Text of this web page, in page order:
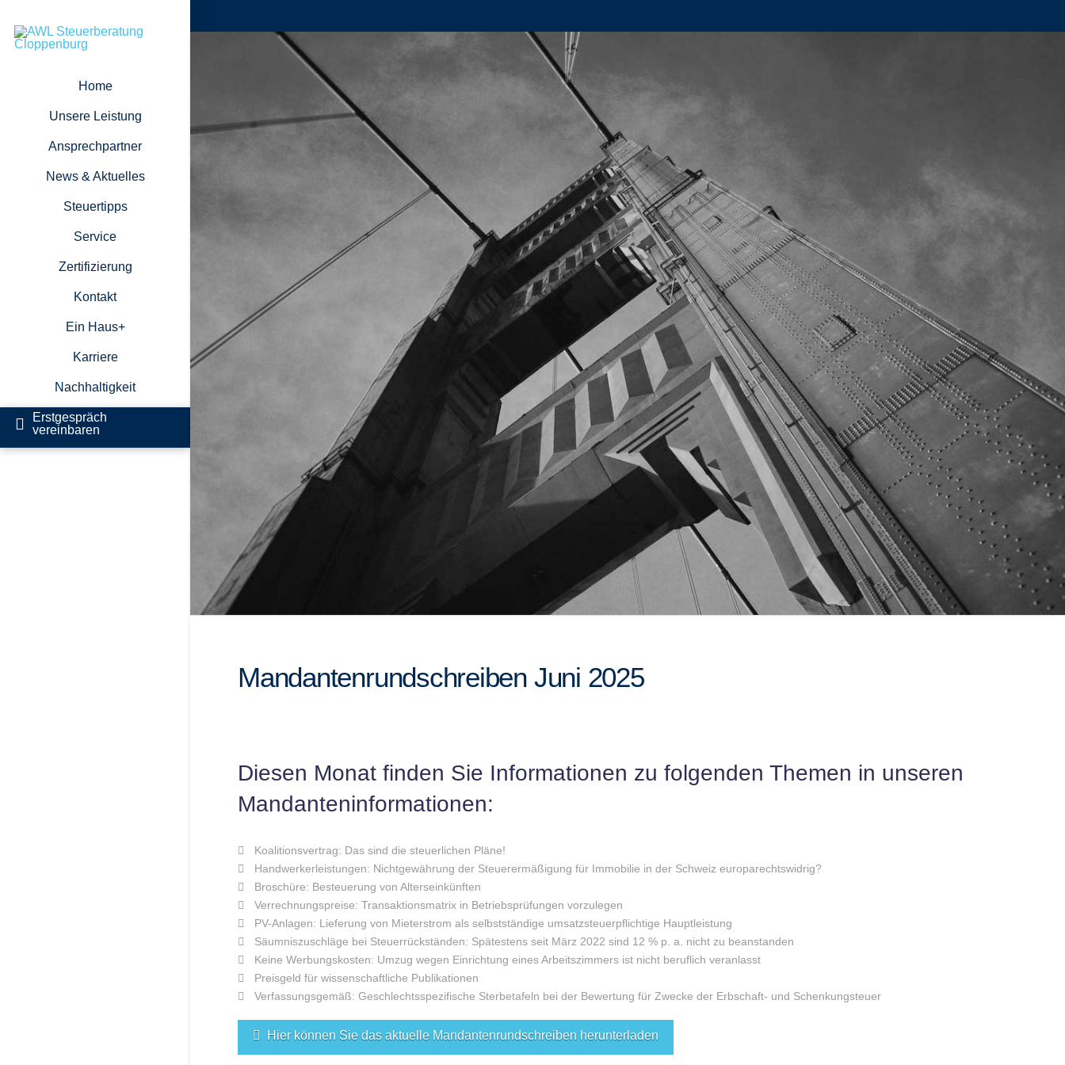
Home
Unsere Leistung
Ansprechpartner
News & Aktuelles
Steuertipps
Service
Zertifizierung
Kontakt
Ein Haus+
Karriere
Nachhaltigkeit
Erstgespräch
vereinbaren
Mandantenrundschreiben Juni 2025
Diesen Monat finden Sie Informationen zu folgenden Themen in unseren
Mandanteninformationen:
Koalitionsvertrag: Das sind die steuerlichen Pläne!
Handwerkerleistungen: Nichtgewährung der Steuerermäßigung für Immobilie in der Schweiz europarechtswidrig?
Broschüre: Besteuerung von Alterseinkünften
Verrechnungspreise: Transaktionsmatrix in Betriebsprüfungen vorzulegen
PV-Anlagen: Lieferung von Mieterstrom als selbstständige umsatzsteuerpflichtige Hauptleistung
Säumniszuschläge bei Steuerrückständen: Spätestens seit März 2022 sind 12 % p. a. nicht zu beanstanden
Keine Werbungskosten: Umzug wegen Einrichtung eines Arbeitszimmers ist nicht beruflich veranlasst
Preisgeld für wissenschaftliche Publikationen
Verfassungsgemäß: Geschlechtsspezifische Sterbetafeln bei der Bewertung für Zwecke der Erbschaft- und Schenkungsteuer
Hier können Sie das aktuelle Mandantenrundschreiben herunterladen